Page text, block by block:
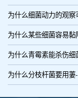
为什么细菌动力的观
为什么青霉素能杀伤
为什么分枝杆菌要用萋